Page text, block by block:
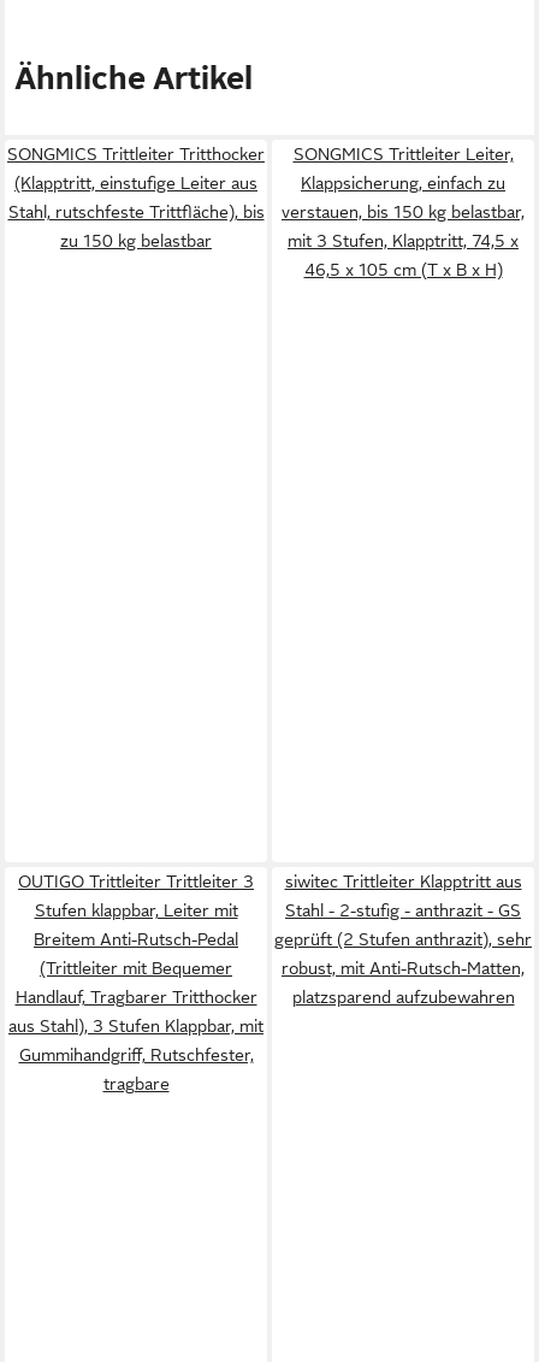
Ähnliche Artikel
SONGMICS Trittleiter Tritthocker
(Klapptritt, einstufige Leiter aus
Stahl, rutschfeste Trittfläche), bis
zu 150 kg belastbar
SONGMICS Trittleiter Leiter,
Klappsicherung, einfach zu
verstauen, bis 150 kg belastbar,
mit 3 Stufen, Klapptritt, 74,5 x
46,5 x 105 cm (T x B x H)
OUTIGO Trittleiter Trittleiter 3
Stufen klappbar, Leiter mit
Breitem Anti-Rutsch-Pedal
(Trittleiter mit Bequemer
Handlauf, Tragbarer Tritthocker
aus Stahl), 3 Stufen Klappbar, mit
Gummihandgriff, Rutschfester,
tragbare
siwitec Trittleiter Klapptritt aus
Stahl - 2-stufig - anthrazit - GS
geprüft (2 Stufen anthrazit), sehr
robust, mit Anti-Rutsch-Matten,
platzsparend aufzubewahren